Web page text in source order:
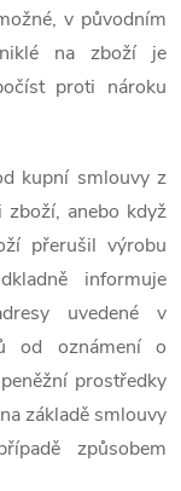
v původním
na zboží je
proti nároku
kupní smlouvy z
zboží, anebo když
přerušil výrobu
informuje
uvedené v
od oznámení o
prostředky
základě smlouvy
způsobem